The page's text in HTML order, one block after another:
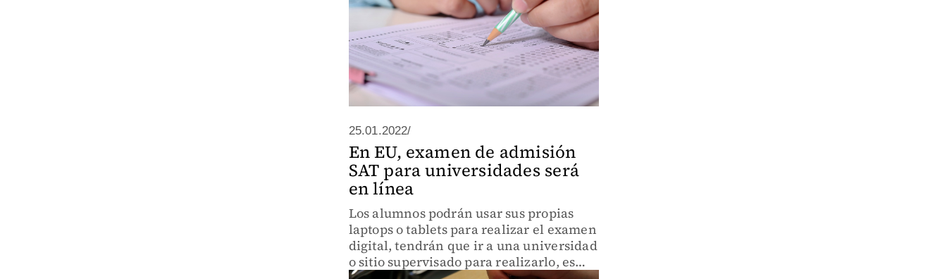
25.01.2022/
En EU, examen de admisión
SAT para universidades será
en línea
Los alumnos podrán usar sus propias
laptops o tablets para realizar el examen
digital, tendrán que ir a una universidad
o sitio supervisado para realizarlo, es